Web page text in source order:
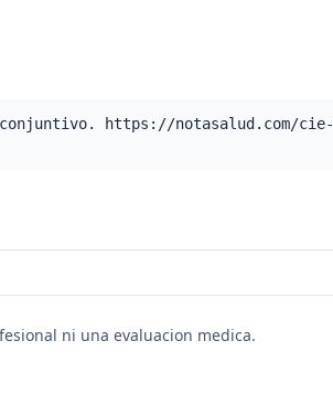
https://notasalud.com/cie-
ni una evaluacion medica.